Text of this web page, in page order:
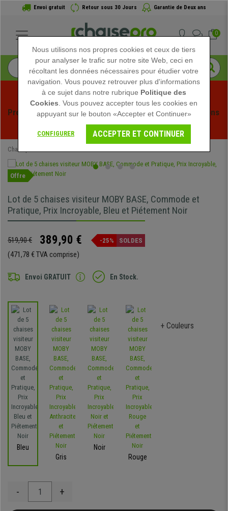
Envoi gratuit Retour sous 30 Jours Garantie de Deux ans
0
Profitez des soldes d'été chez Chaisepro ! Des réductions
exclusives pour une durée limitée - Voir l'offre
Chaisepro
Offre
Lot de 5 chaises visiteur MOBY BASE, Commode et
Pratique, Prix Incroyable, Bleu et Piétement Noir
519,90 € 389,90 € -25% SOLDES
(471,78 € TVA comprise)
Envoi GRATUIT En Stock.
Bleu
Gris
Noir
Rouge
+ Couleurs
- +
Nous utilisons nos propres cookies et ceux de tiers
pour analyser le trafic sur notre site Web, ceci en
récoltant les données nécessaires pour étudier votre
navigation. Vous pouvez retrouver plus d'informations
à ce sujet dans notre rubrique Politique des
Cookies . Vous pouvez accepter tous les cookies en
appuyant sur le bouton «Accepter et Continuer»
CONFIGURER ACCEPTER ET CONTINUER